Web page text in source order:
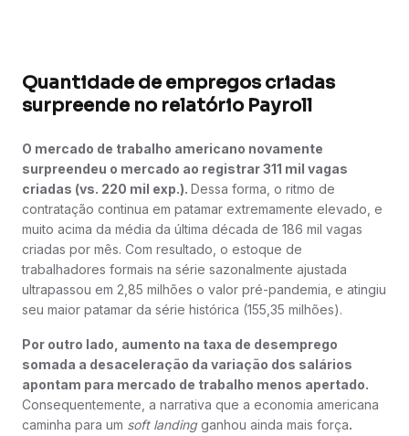
Quantidade de empregos criadas
surpreende no relatório Payroll
O mercado de trabalho americano novamente
surpreendeu o mercado ao registrar 311 mil vagas
criadas (vs. 220 mil exp.). Dessa forma, o ritmo de
contratação continua em patamar extremamente elevado, e
muito acima da média da última década de 186 mil vagas
criadas por mês. Com resultado, o estoque de
trabalhadores formais na série sazonalmente ajustada
ultrapassou em 2,85 milhões o valor pré-pandemia, e atingiu
seu maior patamar da série histórica (155,35 milhões).
Por outro lado, aumento na taxa de desemprego
somada a desaceleração da variação dos salários
apontam para mercado de trabalho menos apertado.
Consequentemente, a narrativa que a economia americana
caminha para um soft landingganhou ainda mais força.